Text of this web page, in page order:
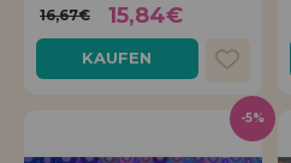
16,67€ 15,84€
KAUFEN
-5%